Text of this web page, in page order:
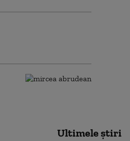
Ultimele știri